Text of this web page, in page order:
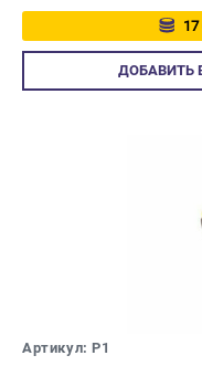
Гарантия Champion
Нашли дешевле?
17
ДОБАВИТЬ
Артикул: P1